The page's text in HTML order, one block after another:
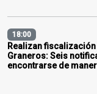
18:00
Realizan
Graneros: Seis
encontrarse de